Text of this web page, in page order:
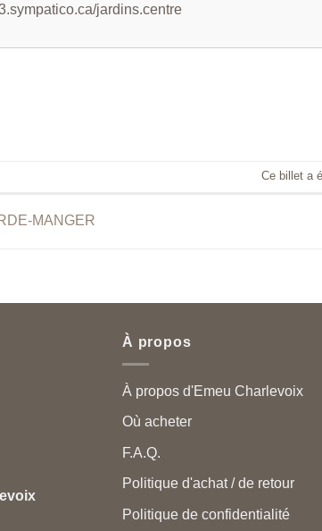
jardins.centre
Ce billet a
MANGER
À propos
À propos d'Emeu Charlevoix
Où acheter
F.A.Q.
Politique d'achat / de retour
Politique de confidentialité